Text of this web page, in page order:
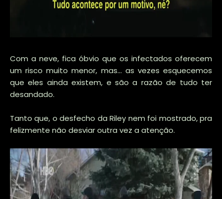
Com a neve, fica óbvio que os infectados oferecem
um risco muito menor, mas... as vezes esquecemos
que eles ainda existem, e são a razão de tudo ter
desandado.
Tanto que, o desfecho da Riley nem foi mostrado, pra
felizmente não desviar outra vez a atenção.